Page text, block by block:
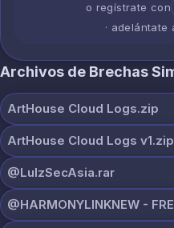
o regístrate con
·
Archivos de Brechas
ArtHouse Cloud Logs.zip
ArtHouse Cloud Logs v1.zip
@LulzSecAsia.rar
@HARMONYLINKNEW -